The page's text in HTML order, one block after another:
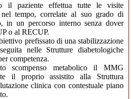
il paziente effettua tutte le visite
nel tempo, correlate al suo grado di
in un percorso interno senza dover
o al RECUP.
prefissato di una stabilizzazione
nelle Strutture diabetologiche
competenza.
scompenso metabolico il MMG
il proprio assistito alla Struttura
clinica con contestuale piano